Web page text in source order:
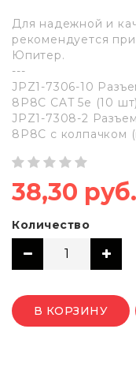
Для надежной и
рекомендуется
Юпитер.
---
JPZ1-7306-10
8P8C CAT 5e (10
JPZ1-7308-2
8P8C с
38,30 руб.
Количество
В КОРЗИНУ